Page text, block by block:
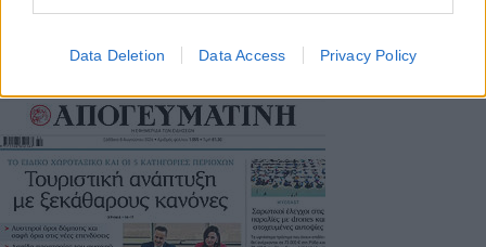
Data Deletion Data Access Privacy Policy
ΤΑ ΠΡΩΤΟΣΕΛΙΔΑ ΣΗΜΕΡΑ